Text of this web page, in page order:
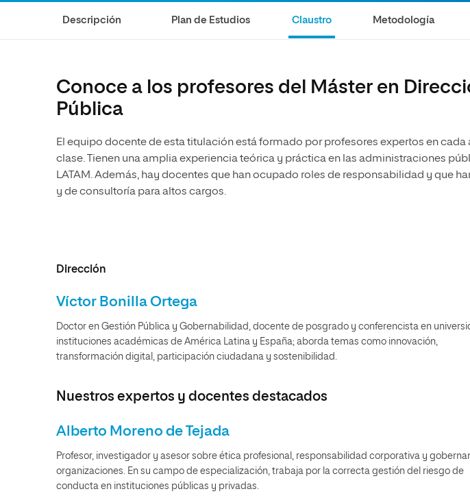
Música
Descripción Plan de Estudios Claustro Metodología
Conoce a los profesores del Máster en
Pública
El equipo docente de esta titulación está formado por profesores expertos en cada
clase. Tienen una amplia experiencia teórica y práctica en las administraciones
LATAM. Además, hay docentes que han ocupado roles de responsabilidad y que
y de consultoría para altos cargos.
Dirección
Víctor Bonilla Ortega
Doctor en Gestión Pública y Gobernabilidad, docente de posgrado y conferencista en
instituciones académicas de América Latina y España; aborda temas como innovación,
transformación digital, participación ciudadana y sostenibilidad.
Nuestros expertos y docentes destacados
Alberto Moreno de Tejada
Profesor, investigador y asesor sobre ética profesional, responsabilidad corporativa y
organizaciones. En su campo de especialización, trabaja por la correcta gestión del riesgo de
conducta en instituciones públicas y privadas.